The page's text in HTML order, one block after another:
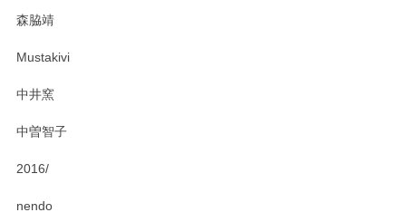
森脇靖
Mustakivi
中井窯
中曽智子
2016/
nendo